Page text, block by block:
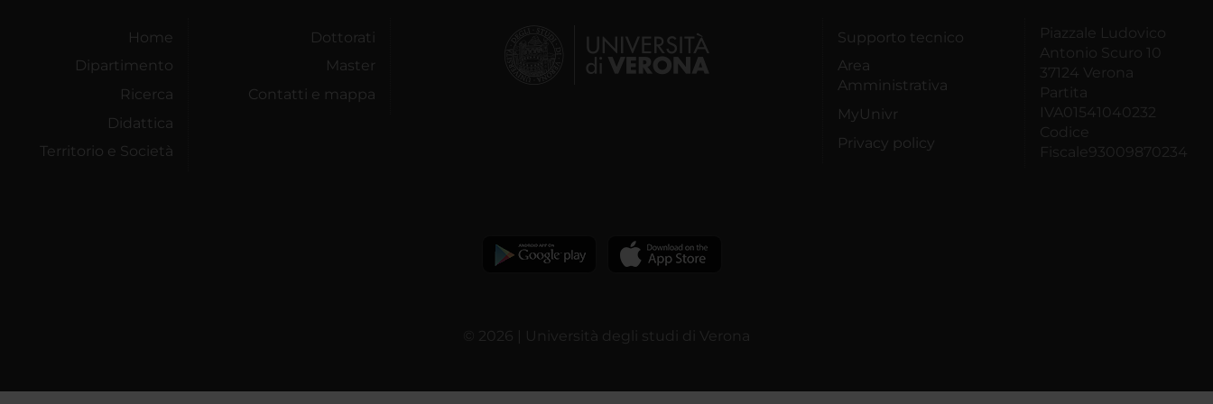
Home
Dipartimento
Ricerca
Didattica
Territorio e Società
Dottorati
Master
Contatti e mappa
Supporto tecnico
Area
Amministrativa
MyUnivr
Privacy policy
Piazzale Ludovico
Antonio Scuro 10
37124 Verona
Partita
IVA01541040232
Codice
Fiscale93009870234
© 2026 | Università degli studi di Verona